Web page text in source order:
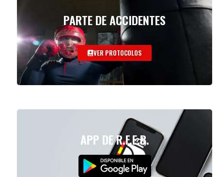
PARTE DE ACCIDENTES
VER PROTOCOLOS
APP DE R.F.E.B.